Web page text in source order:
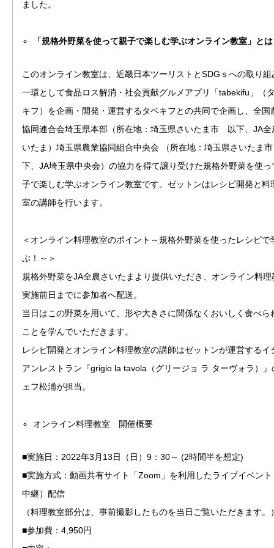
ました。
「規格外野菜を使って親子で楽しむ学ぶオンライン教室」とは
このオンライン教室は、近畿日本ツーリストとSDGｓへの取り組
一環として食品ロス解消・社会貢献グルメアプリ「tabekifu」（
キフ）を企画・開発・運営するタベキフとの共同で企画し、全国
協同連合会埼玉県本部（所在地：埼玉県さいたま市 以下、JA全
いたま）埼玉県農業協同組合中央会 （所在地：埼玉県さいたま
下、JA埼玉県中央会）の協力を得て譲り受けた規格外野菜を使っ
子で楽しむ学ぶオンライン教室です。ゼットンはレシピ開発と料
室の講師を行います。
＜オンライン料理教室のポイント～規格外野菜を使ったレシピで
ぶ！～＞
規格外野菜をJA全農さいたまより提供いただき、オンライン料理
実施前日までに参加者へ配送。
当日はこの野菜を用いて、形や大きさに関係なくおいしく食べら
ことを学んでいただきます。
レシピ開発とオンライン料理教室の講師はゼットンが運営するイ
アンレストラン『grigio la tavola（グリージョ ラ ターヴォラ）』
ェフ松浦が担当。
オンライン料理教室 開催概要
■実施日：2022年3月13日（日）9：30～ (2時間半を想定)
■実施方式：動画共有サイト「Zoom」を利用したライブイベント
中継）配信
（料理教室部分は、事前撮影したものを当日ご覧いただきます。
■参加費：4,950円